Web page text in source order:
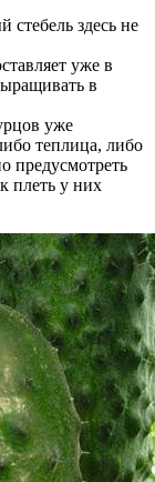
стебель здесь не
уже в
в
уже
теплица, либо
предусмотреть
плеть у них